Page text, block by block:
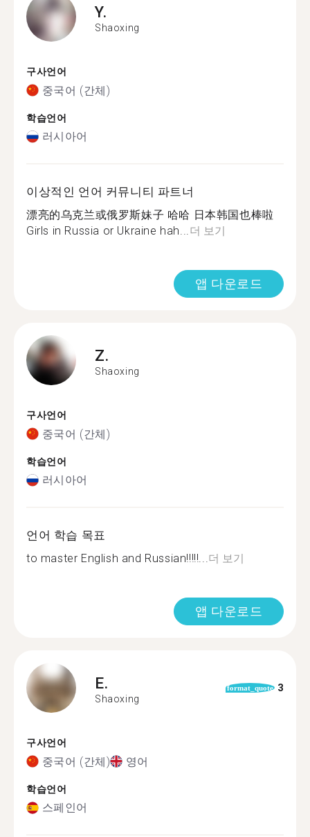
Y.
Shaoxing
구사언어
중국어 (간체)
학습언어
러시아어
이상적인 언어 커뮤니티 파트너
漂亮的乌克兰或俄罗斯妹子 哈哈 日本韩国也棒啦
Girls in Russia or Ukraine hah...더 보기
앱 다운로드
Z.
Shaoxing
구사언어
중국어 (간체)
학습언어
러시아어
언어 학습 목표
to master English and Russian!!!!!...더 보기
앱 다운로드
E.
Shaoxing
format_quote 3
구사언어
중국어 (간체) 영어
학습언어
스페인어